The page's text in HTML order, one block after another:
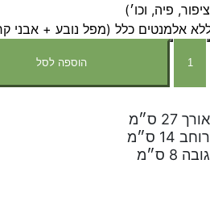
ציפור, פיה, וכו׳)
אלמנטים כלל (מפל נובע + אבני
הוספה לסל
אורך 27 ס״מ
רוחב 14 ס״מ
גובה 8 ס״מ